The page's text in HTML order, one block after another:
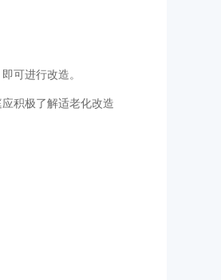
可进行改造。
积极了解适老化改造